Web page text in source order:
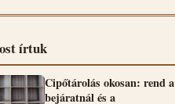
írtuk
Cipőtárolás okosan: rend a
bejáratnál és a